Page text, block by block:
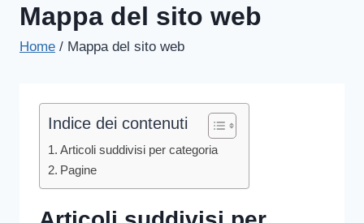
Mappa del sito web
Home / Mappa del sito web
Indice dei contenuti
Articoli suddivisi per categoria
Pagine